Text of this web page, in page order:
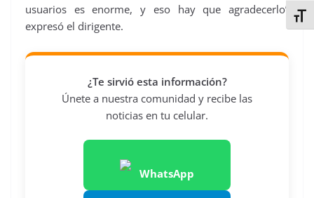
usuarios es enorme, y eso hay que agradecerlo”
expresó el dirigente.
¿Te sirvió esta información?
Únete a nuestra comunidad y recibe las
noticias en tu celular.
WhatsApp